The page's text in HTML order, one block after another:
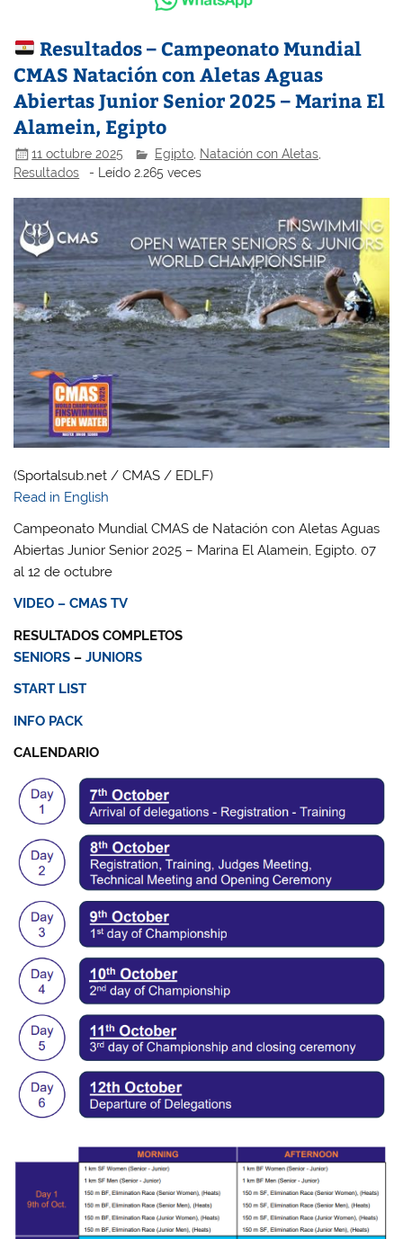
Resultados – Campeonato Mundial
CMAS Natación con Aletas Aguas
Abiertas Junior Senior 2025 – Marina El
Alamein, Egipto
11 octubre 2025 Egipto Natación con Aletas
Resultados
- Leído 2.265 veces
(Sportalsub.net / CMAS / EDLF)
Read in English
Campeonato Mundial CMAS de Natación con Aletas Aguas
Abiertas Junior Senior 2025 – Marina El Alamein, Egipto. 07
al 12 de octubre
VIDEO – CMAS TV
RESULTADOS COMPLETOS
SENIORS –JUNIORS
START LIST
INFO PACK
CALENDARIO